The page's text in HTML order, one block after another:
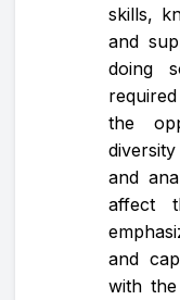
skills,
and
doing
the
and
affect
and
with